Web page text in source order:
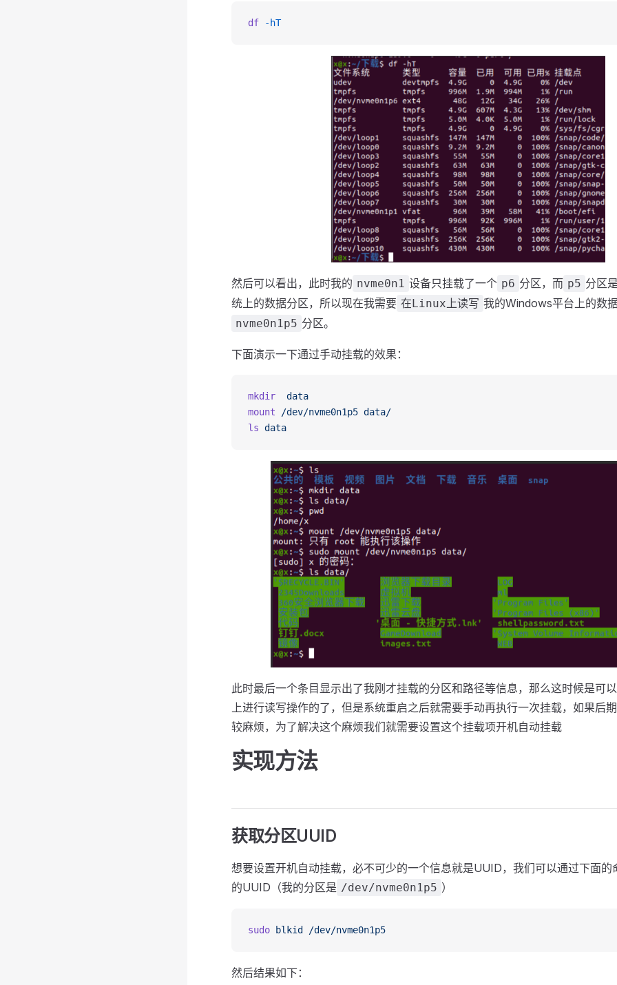
df -hT
然后可以看出，此时我的 nvme0n1 设备只挂载了一个 p6 分区，而 p5 分区
统上的数据分区，所以现在我需要 在Linux上读写 我的Windows平台上的数
nvme0n1p5 分区。
下面演示一下通过手动挂载的效果：
mkdir
  data
mount /dev/nvme0n1p5 data/
ls data
此时最后一个条目显示出了我刚才挂载的分区和路径等信息，那么这时候是可
上进行读写操作的了，但是系统重启之后就需要手动再执行一次挂载，如果后
较麻烦，为了解决这个麻烦我们就需要设置这个挂载项开机自动挂载
实现方法
获取分区UUID
想要设置开机自动挂载，必不可少的一个信息就是UUID，我们可以通过下面的
的UUID（我的分区是 /dev/nvme0n1p5 ）
sudo blkid /dev/nvme0n1p5
然后结果如下：